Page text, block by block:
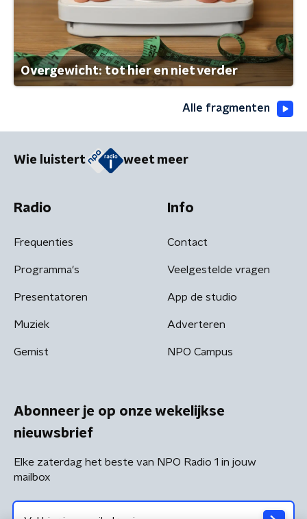
Overgewicht: tot hier en niet verder
Alle fragmenten
Wie luistert weet meer
Radio
Frequenties
Programma's
Presentatoren
Muziek
Gemist
Info
Contact
Veelgestelde vragen
App de studio
Adverteren
NPO Campus
Abonneer je op onze wekelijkse
nieuwsbrief
Elke zaterdag het beste van NPO Radio 1 in jouw
mailbox